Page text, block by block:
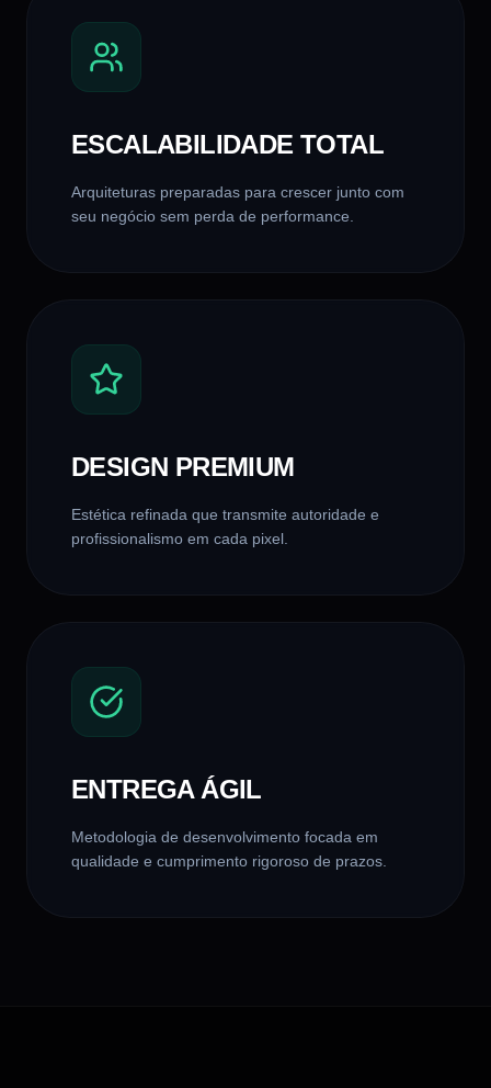
ESCALABILIDADE TOTAL
Arquiteturas preparadas para crescer junto com
seu negócio sem perda de performance.
DESIGN PREMIUM
Estética refinada que transmite autoridade e
profissionalismo em cada pixel.
ENTREGA ÁGIL
Metodologia de desenvolvimento focada em
qualidade e cumprimento rigoroso de prazos.